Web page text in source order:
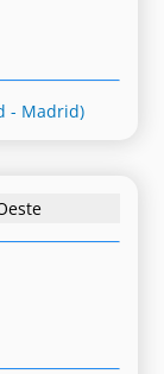
- Madrid)